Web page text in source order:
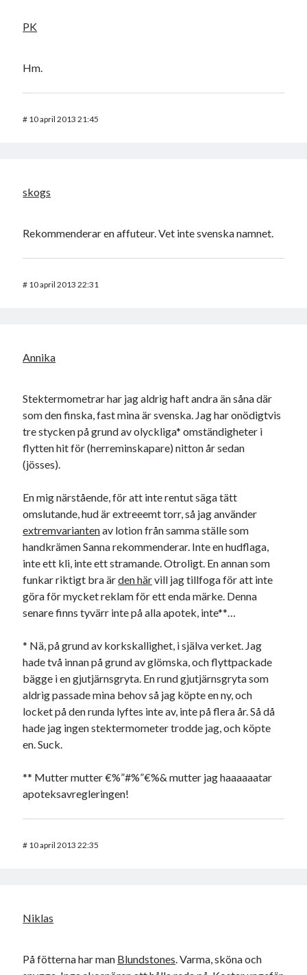
PK
Hm.
# 10 april 2013 21:45
skogs
Rekommenderar en affuteur. Vet inte svenska namnet.
# 10 april 2013 22:31
Annika
Stektermometrar har jag aldrig haft andra än såna där
som den finska, fast mina är svenska. Jag har onödigtvis
tre stycken på grund av olyckliga* omständigheter i
flytten hit för (herreminskapare) nitton år sedan
(jösses).
En mig närstående, för att inte rentut säga tätt
omslutande, hud är extreeemt torr, så jag använder
extremvariantenav lotion från samma ställe som
handkrämen Sanna rekommenderar. Inte en hudflaga,
inte ett kli, inte ett stramande. Otroligt. En annan som
funkar riktigt bra ärden härvill jag tillfoga för att inte
göra för mycket reklam för ett enda märke. Denna
senare finns tyvärr inte på alla apotek, inte**…
* Nä, på grund av korkskallighet, i själva verket. Jag
hade två innan på grund av glömska, och flyttpackade
bägge i en gjutjärnsgryta. En rund gjutjärnsgryta som
aldrig passade mina behov så jag köpte en ny, och
locket på den runda lyftes inte av, inte på flera år. Så då
hade jag ingen stektermometer trodde jag, och köpte
en. Suck.
** Mutter mutter €%”#%”€%& mutter jag haaaaaatar
apoteksavregleringen!
# 10 april 2013 22:35
Niklas
På fötterna har man Blundstones. Varma, sköna och